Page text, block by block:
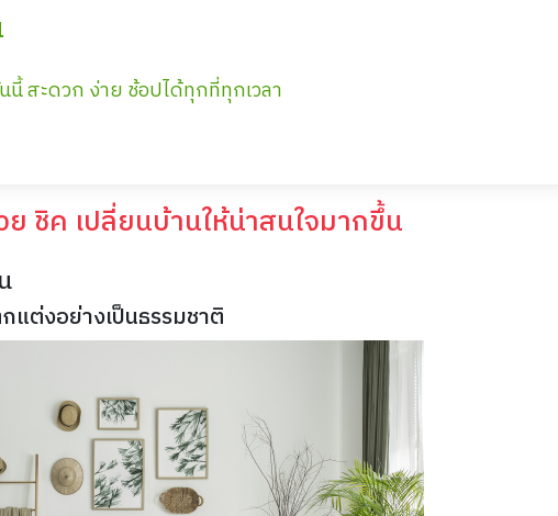
นี้ สะดวก ง่าย ช้อปได้ทุกที่ทุกเวลา
ชิค เปลี่ยนบ้านให้น่าสนใจมากขึ้น
ต่งอย่างเป็นธรรมชาติ